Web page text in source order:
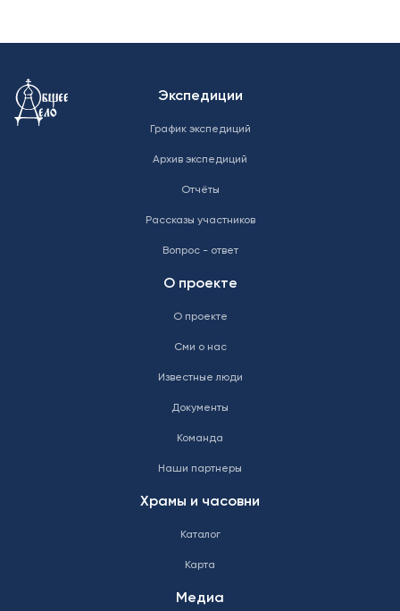
Меню в подвалеЭкспедиции
График экспедиций
Архив экспедиций
Отчёты
Рассказы участников
Вопрос - ответ
О проекте
О проекте
Сми о нас
Известные люди
Документы
Команда
Наши партнеры
Храмы и часовни
Каталог
Карта
Медиа